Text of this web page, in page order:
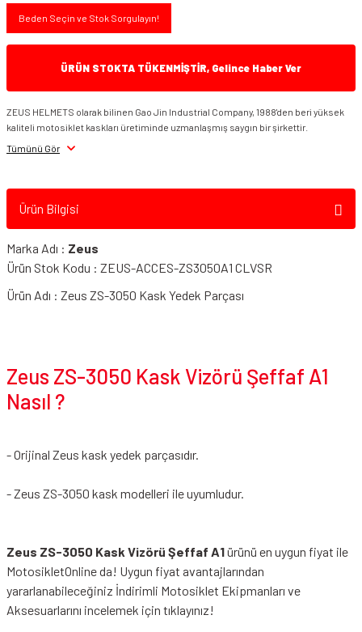
Beden Seçin ve Stok Sorgulayın!
ÜRÜN STOKTA TÜKENMİŞTİR, Gelince Haber Ver
ZEUS HELMETS olarak bilinen Gao Jin Industrial Company, 1988'den beri yüksek
kaliteli motosiklet kaskları üretiminde uzmanlaşmış saygın bir şirkettir.
Tümünü Gör
Ürün Bilgisi
Marka Adı : Zeus
Ürün Stok Kodu : ZEUS-ACCES-ZS3050A1 CLVSR
Ürün Adı : Zeus ZS-3050 Kask Yedek Parçası
Zeus ZS-3050 Kask Vizörü Şeffaf A1
Nasıl ?
- Orijinal Zeus kask yedek parçasıdır.
- Zeus ZS-3050 kask modelleri ile uyumludur.
Zeus ZS-3050 Kask Vizörü Şeffaf A1ürünü en uygun fiyat ile
MotosikletOnline da! Uygun fiyat avantajlarından
yararlanabileceğiniz İndirimli Motosiklet Ekipmanları ve
Aksesuarlarını incelemek için tıklayınız!